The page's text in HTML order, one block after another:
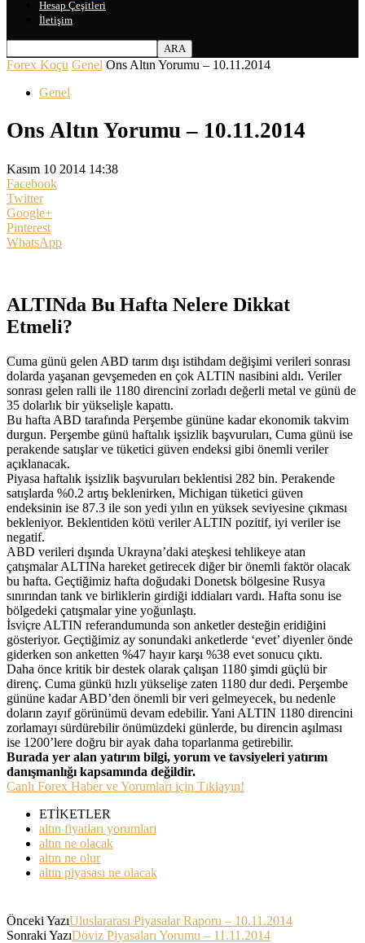
Hesap Çeşitleri
İletişim
Forex Koçu Genel Ons Altın Yorumu – 10.11.2014
Genel
Ons Altın Yorumu – 10.11.2014
Kasım 10 2014 14:38
Facebook
Twitter
Google+
Pinterest
WhatsApp
ALTINda Bu Hafta Nelere Dikkat
Etmeli?
Cuma günü gelen ABD tarım dışı istihdam değişimi verileri sonrası
dolarda yaşanan gevşemeden en çok ALTIN nasibini aldı. Veriler
sonrası gelen ralli ile 1180 direncini zorladı değerli metal ve günü de
35 dolarlık bir yükselişle kapattı.
Bu hafta ABD tarafında Perşembe gününe kadar ekonomik takvim
durgun. Perşembe günü haftalık işsizlik başvuruları, Cuma günü ise
perakende satışlar ve tüketici güven endeksi gibi önemli veriler
açıklanacak.
Piyasa haftalık işsizlik başvuruları beklentisi 282 bin. Perakende
satışlarda %0.2 artış beklenirken, Michigan tüketici güven
endeksinin ise 87.3 ile son yedi yılın en yüksek seviyesine çıkması
bekleniyor. Beklentiden kötü veriler ALTIN pozitif, iyi veriler ise
negatif.
ABD verileri dışında Ukrayna’daki ateşkesi tehlikeye atan
çatışmalar ALTINa hareket getirecek diğer bir önemli faktör olacak
bu hafta. Geçtiğimiz hafta doğudaki Donetsk bölgesine Rusya
sınırından tank ve birliklerin girdiği iddiaları vardı. Hafta sonu ise
bölgedeki çatışmalar yine yoğunlaştı.
İsviçre ALTIN referandumunda son anketler desteğin eridiğini
gösteriyor. Geçtiğimiz ay sonundaki anketlerde ‘evet’ diyenler önde
giderken son anketten %47 hayır karşı %38 evet sonucu çıktı.
Daha önce kritik bir destek olarak çalışan 1180 şimdi güçlü bir
direnç. Cuma günkü hızlı yükselişe zaten 1180 dur dedi. Perşembe
gününe kadar ABD’den önemli bir veri gelmeyecek, bu nedenle
doların zayıf görünümü devam edebilir. Yani ALTIN 1180 direncini
zorlamayı sürdürebilir önümüzdeki günlerde, bu direncin aşılması
ise 1200’lere doğru bir ayak daha toparlanma getirebilir.
Burada yer alan yatırım bilgi, yorum ve tavsiyeleri yatırım
danışmanlığı kapsamında değildir.
Canlı Forex Haber ve Yorumları için Tıklayın!
ETİKETLER
altın fiyatları yorumları
altın ne olacak
altın ne olur
altın piyasası ne olacak
Önceki YazıUluslararası Piyasalar Raporu – 10.11.2014
Sonraki YazıDöviz Piyasaları Yorumu – 11.11.2014